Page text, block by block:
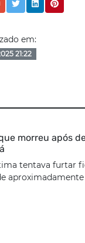
em:
21:22
morreu após
tentava furtar
aproximadamente